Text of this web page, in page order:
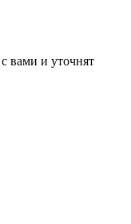
вами и уточнят